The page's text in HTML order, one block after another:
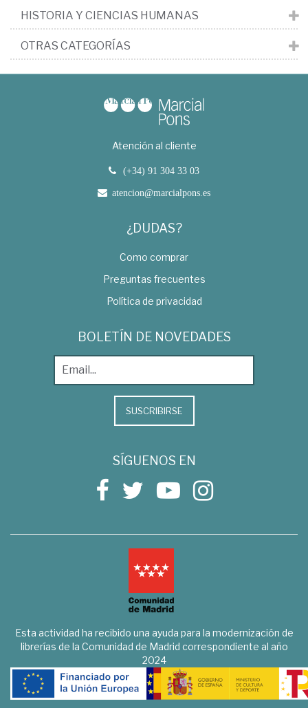
HISTORIA Y CIENCIAS HUMANAS
OTRAS CATEGORÍAS
Atención al cliente
(+34) 91 304 33 03
atencion@marcialpons.es
¿DUDAS?
Como comprar
Preguntas frecuentes
Política de privacidad
BOLETÍN DE NOVEDADES
SUSCRIBIRSE
SÍGUENOS EN
Esta actividad ha recibido una ayuda para la modernización de
librerías de la Comunidad de Madrid correspondiente al año
2024